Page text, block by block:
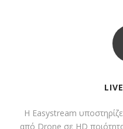
Η Easystream
από Drone σε HD